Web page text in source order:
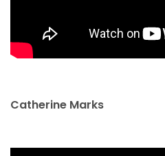
Catherine Marks